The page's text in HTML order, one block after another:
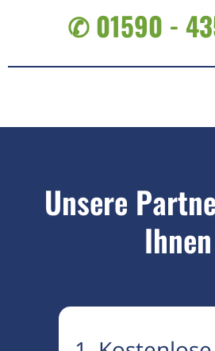
✆ 01590 -
Unsere
Ihnen